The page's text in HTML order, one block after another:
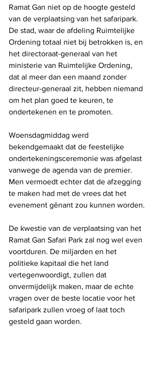
Ramat Gan niet op de hoogte gesteld
van de verplaatsing van het safaripark.
De stad, waar de afdeling Ruimtelijke
Ordening totaal niet bij betrokken is, en
het directoraat-generaal van het
ministerie van Ruimtelijke Ordening,
dat al meer dan een maand zonder
directeur-generaal zit, hebben niemand
om het plan goed te keuren, te
ondertekenen en te promoten.
Woensdagmiddag werd
bekendgemaakt dat de feestelijke
ondertekeningsceremonie was afgelast
vanwege de agenda van de premier.
Men vermoedt echter dat de afzegging
te maken had met de vrees dat het
evenement gênant zou kunnen worden.
De kwestie van de verplaatsing van het
Ramat Gan Safari Park zal nog wel even
voortduren. De miljarden en het
politieke kapitaal die het land
vertegenwoordigt, zullen dat
onvermijdelijk maken, maar de echte
vragen over de beste locatie voor het
safaripark zullen vroeg of laat toch
gesteld gaan worden.